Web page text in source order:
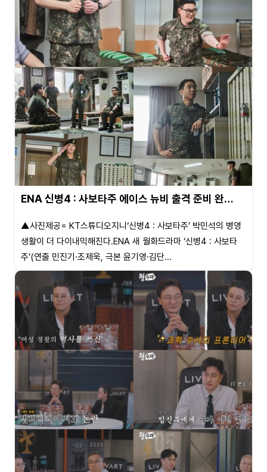
ENA 신병4 : 사보타주 에이스 뉴비 출격 준비 완…
▲사진제공= KT스튜디오지니‘신병4 : 사보타주’ 박민석의 병영
생활이 더 다이내믹해진다.ENA 새 월화드라마 ‘신병4 : 사보타
주’(연출 민진기·조제욱, 극본 윤기영·김단...